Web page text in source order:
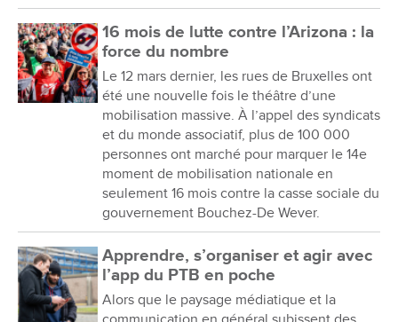
16 mois de lutte contre l’Arizona : la
force du nombre
Le 12 mars dernier, les rues de Bruxelles ont
été une nouvelle fois le théâtre d’une
mobilisation massive. À l’appel des syndicats
et du monde associatif, plus de 100 000
personnes ont marché pour marquer le 14e
moment de mobilisation nationale en
seulement 16 mois contre la casse sociale du
gouvernement Bouchez-De Wever.
Apprendre, s’organiser et agir avec
l’app du PTB en poche
Alors que le paysage médiatique et la